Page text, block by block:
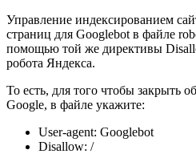
Управление индексированием
страниц для Googlebot в файле
помощью той же директивы
робота Яндекса.
То есть, для того чтобы закрыть
Google, в файле укажите:
User-agent: Googlebot
Disallow: /